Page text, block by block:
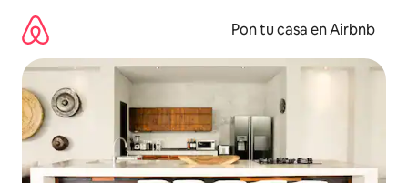
contenido
Pon tu casa en Airbnb